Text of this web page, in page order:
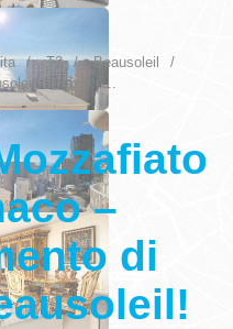
/ T2 / Beausoleil
/
terrazzi e...
–
di